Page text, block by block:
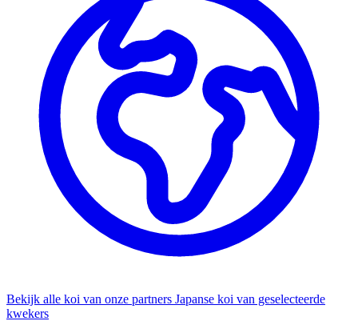
Bekijk alle koi van onze partners Japanse koi van geselecteerde
kwekers